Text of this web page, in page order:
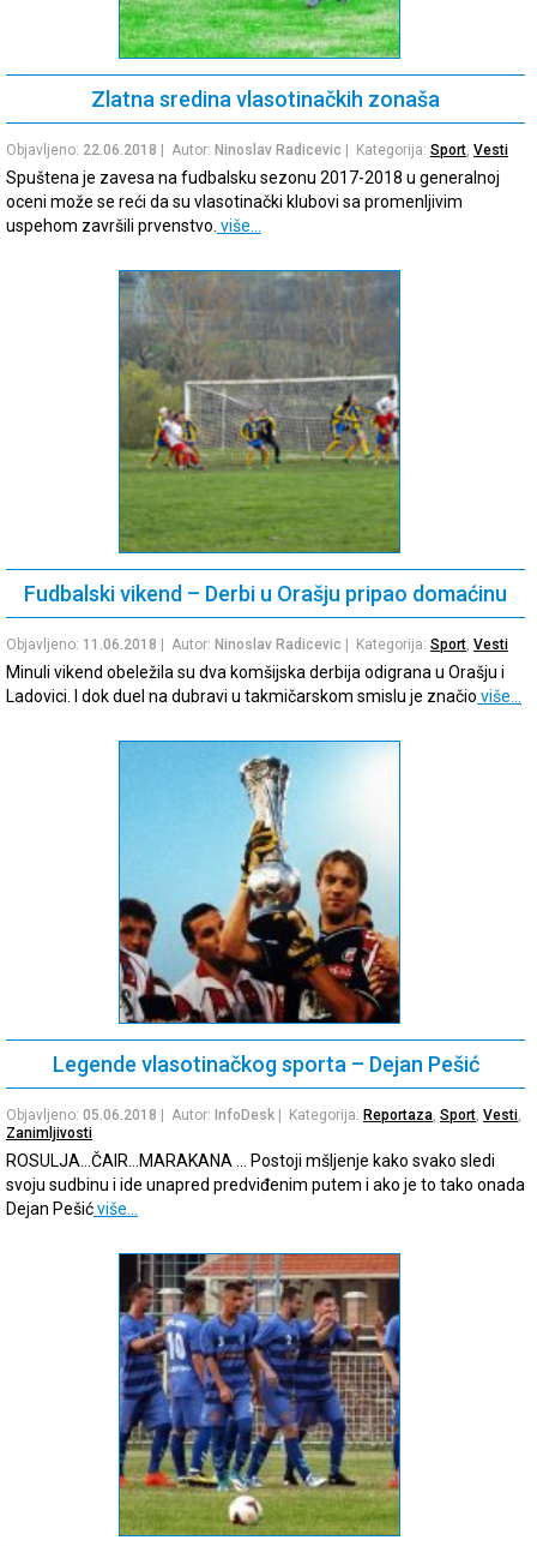
Zlatna sredina vlasotinačkih zonaša
Objavljeno: 22.06.2018 | Autor: Ninoslav Radicevic | Kategorija: Sport, Vesti
Spuštena je zavesa na fudbalsku sezonu 2017-2018 u generalnoj
oceni može se reći da su vlasotinački klubovi sa promenljivim
uspehom završili prvenstvo. više…
Fudbalski vikend – Derbi u Orašju pripao domaćinu
Objavljeno: 11.06.2018 | Autor: Ninoslav Radicevic | Kategorija: Sport, Vesti
Minuli vikend obeležila su dva komšijska derbija odigrana u Orašju i
Ladovici. I dok duel na dubravi u takmičarskom smislu je značio više…
Legende vlasotinačkog sporta – Dejan Pešić
Objavljeno: 05.06.2018 | Autor: InfoDesk | Kategorija: Reportaza Sport Vesti
Zanimljivosti
ROSULJA…ČAIR…MARAKANA … Postoji mšljenje kako svako sledi
svoju sudbinu i ide unapred predviđenim putem i ako je to tako onada
Dejan Pešićviše…